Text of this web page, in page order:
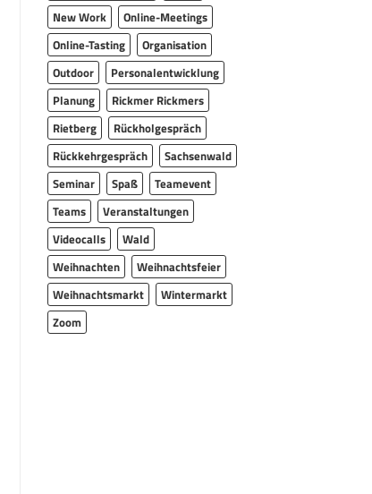
New Work
Online-Meetings
Online-Tasting
Organisation
Outdoor
Personalentwicklung
Planung
Rickmer Rickmers
Rietberg
Rückholgespräch
Rückkehrgespräch
Sachsenwald
Seminar
Spaß
Teamevent
Teams
Veranstaltungen
Videocalls
Wald
Weihnachten
Weihnachtsfeier
Weihnachtsmarkt
Wintermarkt
Zoom